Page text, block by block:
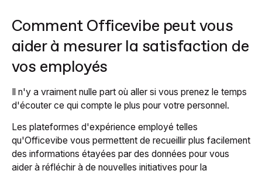
Comment Officevibe peut vous
aider à mesurer la satisfaction de
vos employés
Il n'y a vraiment nulle part où aller si vous prenez le temps
d'écouter ce qui compte le plus pour votre personnel.
Les plateformes d'expérience employé telles
qu'Officevibe vous permettent de recueillir plus facilement
des informations étayées par des données pour vous
aider à réfléchir à de nouvelles initiatives pour la